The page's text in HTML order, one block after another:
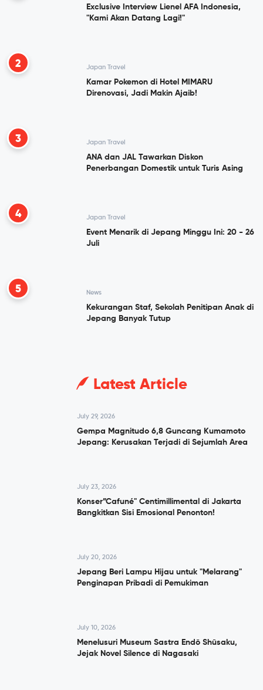
Exclusive Interview Lienel AFA Indonesia,
"Kami Akan Datang Lagi!"
2 Japan Travel
Kamar Pokemon di Hotel MIMARU
Direnovasi, Jadi Makin Ajaib!
3 Japan Travel
ANA dan JAL Tawarkan Diskon
Penerbangan Domestik untuk Turis Asing
4 Japan Travel
Event Menarik di Jepang Minggu Ini: 20 - 26
Juli
5 News
Kekurangan Staf, Sekolah Penitipan Anak di
Jepang Banyak Tutup
Latest Article
July 29, 2026
Gempa Magnitudo 6,8 Guncang Kumamoto
Jepang: Kerusakan Terjadi di Sejumlah Area
July 23, 2026
Konser”Cafuné" Centimillimental di Jakarta
Bangkitkan Sisi Emosional Penonton!
July 20, 2026
Jepang Beri Lampu Hijau untuk "Melarang"
Penginapan Pribadi di Pemukiman
July 10, 2026
Menelusuri Museum Sastra Endō Shūsaku,
Jejak Novel Silence di Nagasaki